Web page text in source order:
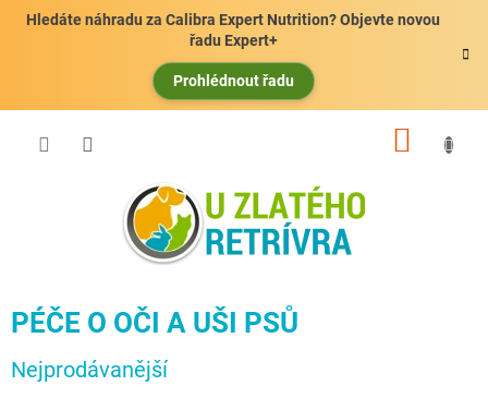
Hledáte náhradu za Calibra Expert Nutrition? Objevte novou
řadu Expert+
Prohlédnout řadu
PÉČE O OČI A UŠI PSŮ
Nejprodávanější